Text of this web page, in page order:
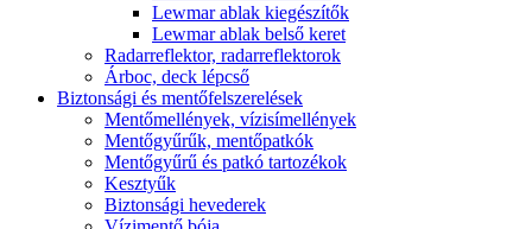
Lewmar ablak kiegészítők
Lewmar ablak belső keret
Radarreflektor, radarreflektorok
Árboc, deck lépcső
Biztonsági és mentőfelszerelések
Mentőmellények, vízisímellények
Mentőgyűrűk, mentőpatkók
Mentőgyűrű és patkó tartozékok
Kesztyűk
Biztonsági hevederek